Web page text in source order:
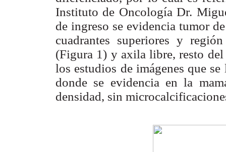
Instituto de Oncología Dr.
de ingreso se evidencia tumor
cuadrantes superiores y
(Figura 1) y axila libre, resto
los estudios de imágenes que
donde se evidencia en la
densidad, sin